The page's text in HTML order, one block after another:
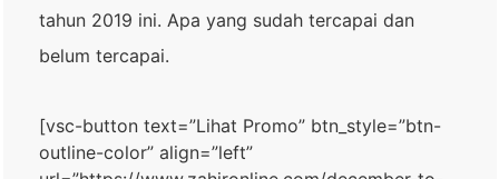
tahun 2019 ini. Apa yang sudah tercapai dan
belum tercapai.
[vsc-button text=”Lihat Promo” btn_style=”btn-
outline-color” align=”left”